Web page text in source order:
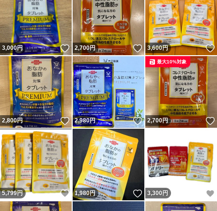
3,000円 いいね！
2,700円 いいね！
3,600円
2,800円 いいね！
2,980円 いいね！
2,700円
最大10%対象
5,799円 いいね！
1,980円 いいね！
3,300 円